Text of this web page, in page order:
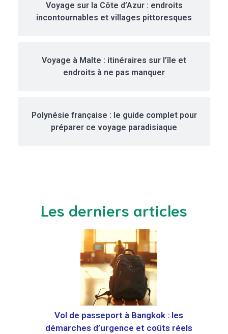
Voyage sur la Côte d’Azur : endroits
incontournables et villages pittoresques
Voyage à Malte : itinéraires sur l’île et
endroits à ne pas manquer
Polynésie française : le guide complet pour
préparer ce voyage paradisiaque
Les derniers articles
Vol de passeport à Bangkok : les
démarches d’urgence et coûts réels